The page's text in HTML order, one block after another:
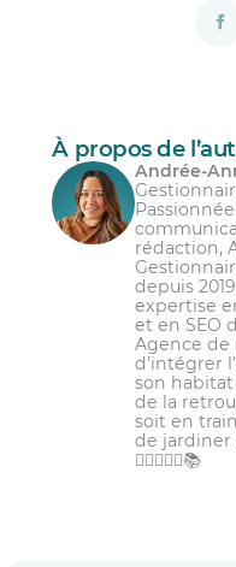
À propos de
Andrée-
rédaction,
depuis
expertise
et en SEO
Agence de
d’intégrer
son habitat
de la
soit en
de jardiner
🏋️‍♀️👩‍🌾🌾📚